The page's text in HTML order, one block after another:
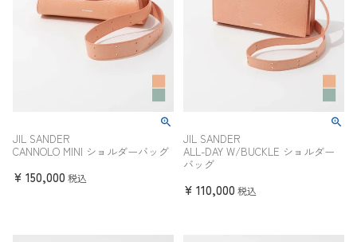
JIL SANDER
CANNOLO MINI ショルダーバッグ
¥ 150,000 税込
JIL SANDER
ALL-DAY W/BUCKLE ショルダー
バッグ
¥ 110,000 税込